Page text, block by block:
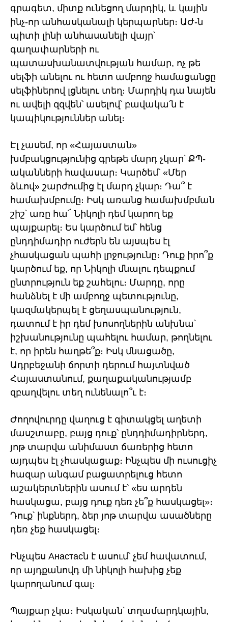
գրագետ, միտք ունեցող մարդիկ, և կային
ինչ-որ անհասկանալի կերպարներ։ ԱԺ-ն
պիտի լինի անհասանելի վայր՝
գաղափարների ու
պատասխանատվության համար, ոչ թե
սելֆի անելու ու հետո ամբողջ համացանցը
սելֆիներով լցնելու տեղ։ Մարդիկ դա նայեն
ու ավելի զզվեն՝ ասելով՝ բավակա՛ն է
կապիկություններ անել։
Էլ չասեմ, որ «Հայաստան»
խմբակցությունից գրեթե մարդ չկար՝ ՔՊ-
ականների հավասար։ Կարծեմ՝ «Մեր
ձևով» շարժումից էլ մարդ չկար։ Դա՞ է
համախմբումը։ Իսկ առանց համախմբման
շիշ՝ առը հա՜ Նիկոլի դեմ կարող եք
պայքարել։ Ես կարծում եմ՝ հենց
ընդդիմադիր ուժերն են այսպես էլ
չհասկացան պահի լրջությունը։ Դուք իրո՞ք
կարծում եք, որ Նիկոլի մնալու դեպքում
ընտրություն եք շահելու։ Մարդը, որը
հանձնել է մի ամբողջ պետությունը,
կազմակերպել է ցեղասպանություն,
դատում է իր դեմ խոսողներին անխնա՝
իշխանությունը պահելու համար, թողնելու
է, որ իրեն հաղթե՞ք։ Իսկ մնացածը,
Ադրբեջանի ճորտի դերում հայտնված
Հայաստանում, քաղաքականությամբ
զբաղվելու տեղ ունենալո՞ւ է։
Ժողովուրդը վաղուց է գիտակցել աղետի
մասշտաբը, բայց դուք՝ ընդդիմադիրներդ,
յոթ տարվա անիմաստ ճառերից հետո
այդպես էլ չհասկացաք։ Ինչպես մի ուսուցիչ
հազար անգամ բացատրելուց հետո
աշակերտներին ասում է՝ «ես արդեն
հասկացա, բայց դուք դեռ չե՞ք հասկացել»։
Դուք՝ ինքներդ, ձեր յոթ տարվա ասածները
դեռ չեք հասկացել։
Ինչպես Анастасն է ասում՝ չեմ հավատում,
որ այդքանովդ մի նիկոլի հախից չեք
կարողանում գալ։
Պայքար չկա։ Իսկական՝ տղամարդկային,